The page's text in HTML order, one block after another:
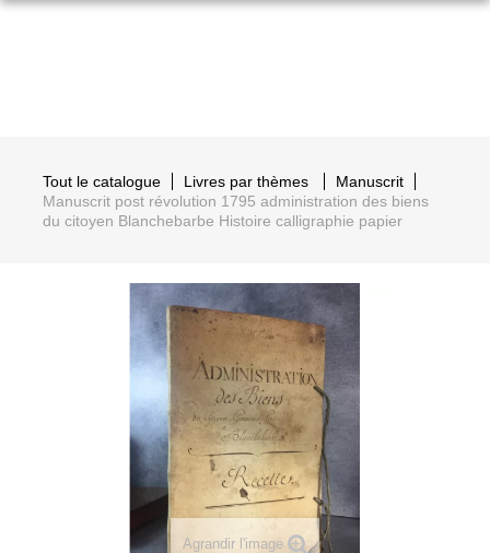
Tout le catalogue Livres par thèmes
Manuscrit
Manuscrit post révolution 1795 administration des biens
du citoyen Blanchebarbe Histoire calligraphie papier
Agrandir l'image